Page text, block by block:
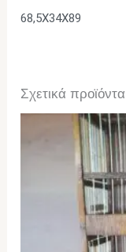
68,5X34X89
Σχετικά προϊόντα